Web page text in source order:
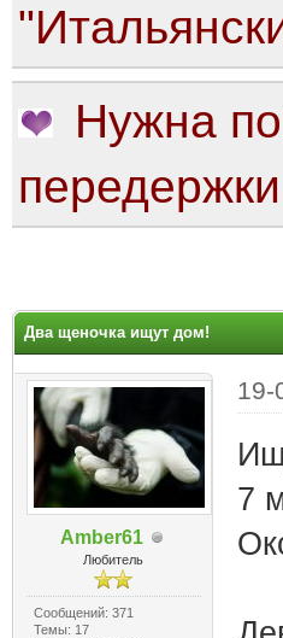
Нужна
Два щеночка ищут дом!
Amber61
Любитель
Сообщений: 371
Темы: 17
19-
7